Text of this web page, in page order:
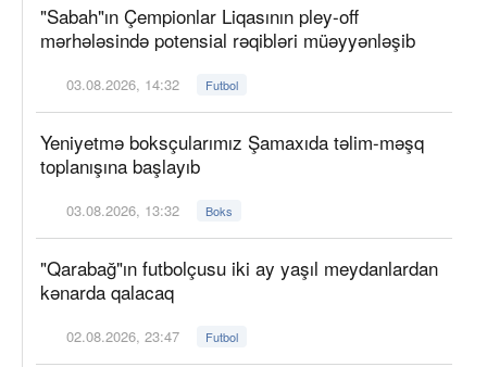
"Sabah"ın Çempionlar Liqasının pley-off
mərhələsində potensial rəqibləri müəyyənləşib
03.08.2026, 14:32 Futbol
Yeniyetmə boksçularımız Şamaxıda təlim-məşq
toplanışına başlayıb
03.08.2026, 13:32 Boks
"Qarabağ"ın futbolçusu iki ay yaşıl meydanlardan
kənarda qalacaq
02.08.2026, 23:47 Futbol